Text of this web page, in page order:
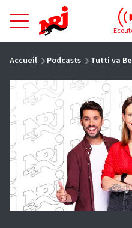
NRJ - Accueil
Accueil Podcasts Tutti va